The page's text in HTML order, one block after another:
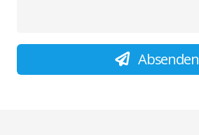
Absenden